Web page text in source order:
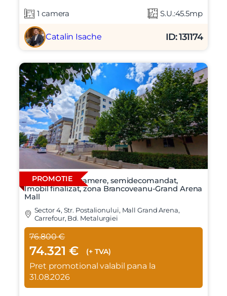
1 camera S.U.:45.5mp
Catalin Isache ID: 131174
PROMOTIE
Apartament 2 camere, semidecomandat,
Imobil finalizat, zona Brancoveanu-Grand Arena
Mall
Sector 4, Str. Postalionului, Mall Grand Arena,
Carrefour, Bd. Metalurgiei
76.800 €
74.321 € (+ TVA)
Pret promotional valabil pana la
31.08.2026